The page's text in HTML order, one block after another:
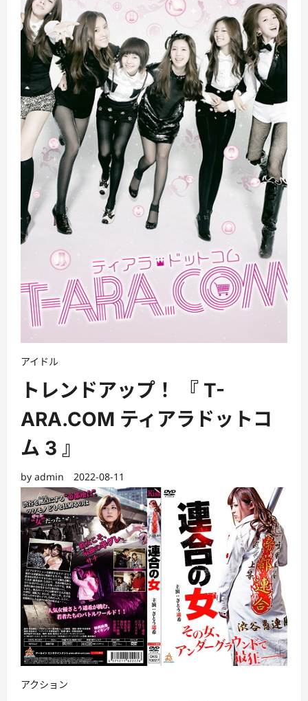
アイドル
トレンドアップ！ 『 T-
ARA.COM ティアラドットコ
ム 3 』
by admin 2022-08-11
アクション